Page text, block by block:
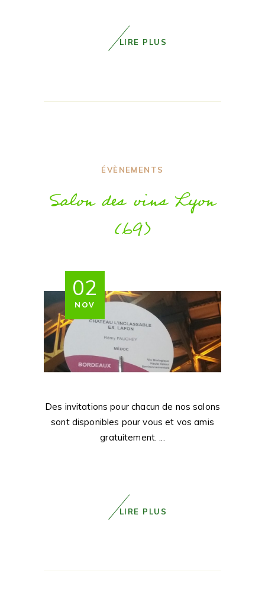
LIRE PLUS
ÉVÈNEMENTS
Salon des vins Lyon
(69)
02
NOV
Des invitations pour chacun de nos salons
sont disponibles pour vous et vos amis
gratuitement.
LIRE PLUS